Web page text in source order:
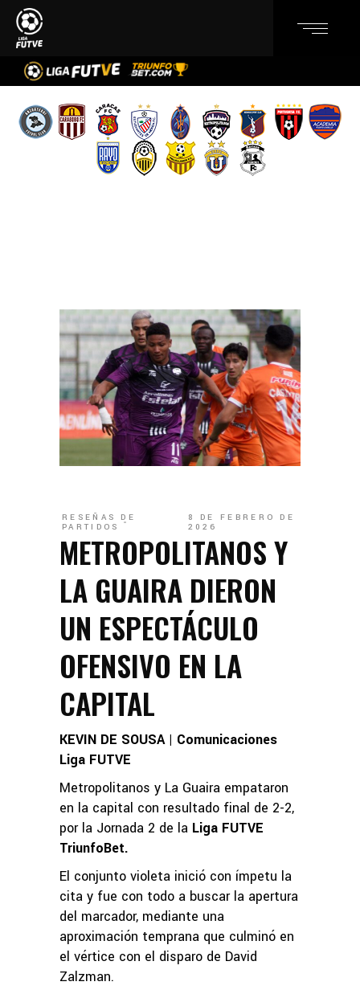
RESEÑAS DE
PARTIDOS
8 DE FEBRERO DE
2026
METROPOLITANOS Y
LA GUAIRA DIERON
UN ESPECTÁCULO
OFENSIVO EN LA
CAPITAL
KEVIN DE SOUSA | Comunicaciones
Liga FUTVE
Metropolitanos y La Guaira empataron
en la capital con resultado final de 2-2,
por la Jornada 2 de la Liga FUTVE
TriunfoBet.
El conjunto violeta inició con ímpetu la
cita y fue con todo a buscar la apertura
del marcador, mediante una
aproximación temprana que culminó en
el vértice con el disparo de David
Zalzman.